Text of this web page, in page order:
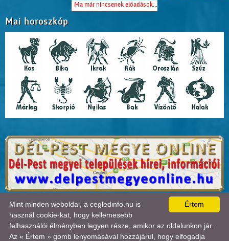
Ma már nincsenek előadások...
Mai horoszkóp
A lap0.465 másodperc alatt készült el. | Copyright 2026 © Cegledinfo
, design by:
ÍRJON NEKÜNK! |OLDALTÉRKÉP IMPRESSZUM
A látogatók száma 2018.11.11-től:22713244| Ebben a hónapban:
jelenleg: 3|Statisztika
Értem
Mint minden weboldal, a cegledinfo.hu is
használ cookie-kat, hogy kellemesebb
felhasználói élményben legyen része, amikor az oldalunkon jár.
Az « Értem » gomb lenyomásával hozzájárul, hogy elfogadja